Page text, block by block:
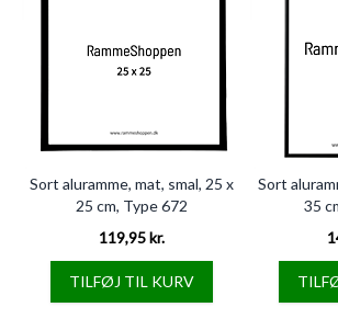
Sort aluramme, mat, smal, 25 x
25 cm, Type 672
119,95 kr.
TILFØJ TIL KURV
Sort
35